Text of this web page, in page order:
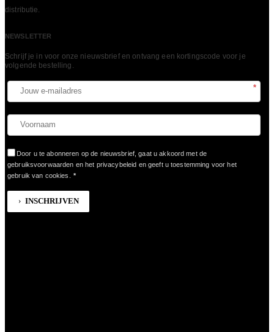
distributie.
NEWSLETTER
Schrijf je in voor onze nieuwsbrief en ontvang een kortingscode voor je
volgende bestelling.​
*
Door u te abonneren op de nieuwsbrief, gaat u akkoord met de
gebruiksvoorwaarden en het privacybeleid en geeft u toestemming voor het
gebruik van cookies.
*
INSCHRIJVEN